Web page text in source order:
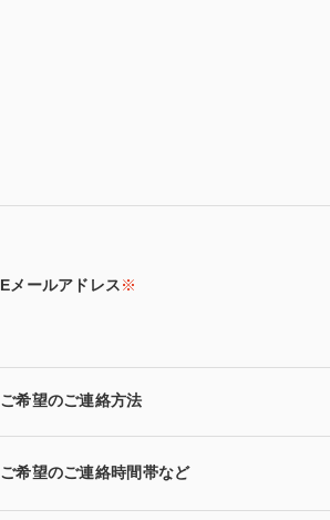
Eメールアドレス※
ご希望のご連絡方法
ご希望のご連絡時間帯など